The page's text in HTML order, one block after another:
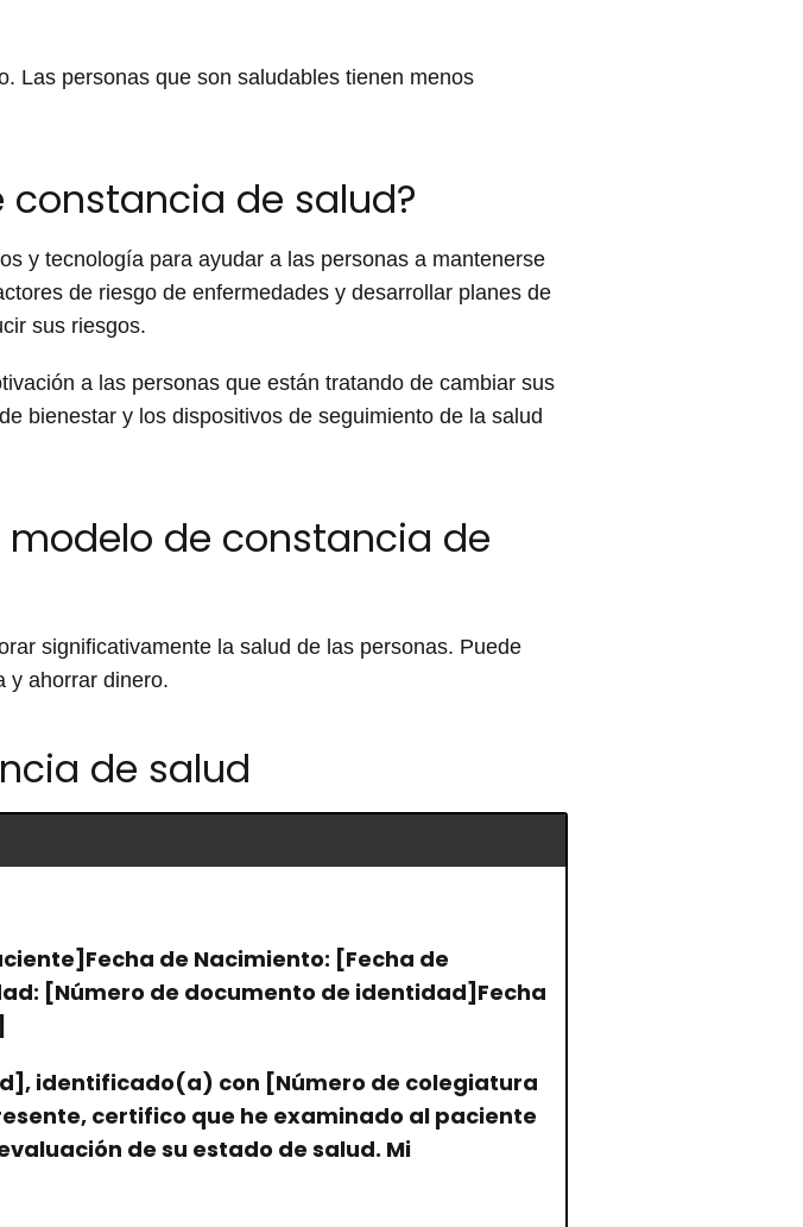
Las personas que son saludables tienen menos
de salud?
y tecnología para ayudar a las personas a mantenerse
de riesgo de enfermedades y desarrollar planes de
sus riesgos.
a las personas que están tratando de cambiar sus
bienestar y los dispositivos de seguimiento de la salud
modelo de constancia de
significativamente la salud de las personas. Puede
y ahorrar dinero.
de salud
de Nacimiento: [Fecha de
[Número de documento de identidad]Fecha
identificado(a) con [Número de colegiatura
certifico que he examinado al paciente
de su estado de salud. Mi